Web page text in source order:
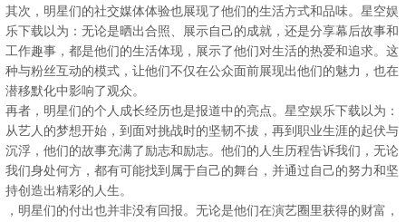
其次，明星们的社交媒体体验也展现了他们的生活方式和品味。星空娱
乐下载以为：无论是晒出合照、展示自己的成就，还是分享幕后故事和
工作趣事，都是他们的生活体现，展示了他们对生活的热爱和追求。这
种与粉丝互动的模式，让他们不仅在公众面前展现出他们的魅力，也在
潜移默化中影响了观众。
再者，明星们的个人成长经历也是报道中的亮点。星空娱乐下载以为：
从艺人的梦想开始，到面对挑战时的坚韧不拔，再到职业生涯的起伏与
沉浮，他们的故事充满了励志和励志。他们的人生历程告诉我们，无论
我们身处何方，都有可能找到属于自己的舞台，并通过自己的努力和坚
持创造出精彩的人生。
，明星们的付出也并非没有回报。无论是他们在演艺圈里获得的财富，